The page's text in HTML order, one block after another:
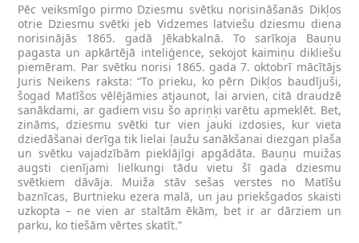
Pēc veiksmīgo pirmo Dziesmu svētku norisināšanās Dikļos
otrie Dziesmu svētki jeb Vidzemes latviešu dziesmu diena
norisinājās 1865. gadā Jēkabkalnā. To sarīkoja Bauņu
pagasta un apkārtējā inteliģence, sekojot kaimiņu dikliešu
piemēram. Par svētku norisi 1865. gada 7. oktobrī mācītājs
Juris Neikens raksta: “To prieku, ko pērn Dikļos baudījuši,
šogad Matīšos vēlējāmies atjaunot, lai arvien, citā draudzē
sanākdami, ar gadiem visu šo apriņķi varētu apmeklēt. Bet,
zināms, dziesmu svētki tur vien jauki izdosies, kur vieta
dziedāšanai derīga tik lielai ļaužu sanākšanai diezgan plaša
un svētku vajadzībām pieklājīgi apgādāta. Bauņu muižas
augsti cienījami lielkungi tādu vietu šī gada dziesmu
svētkiem dāvāja. Muiža stāv sešas verstes no Matīšu
baznīcas, Burtnieku ezera malā, un jau priekšgados skaisti
uzkopta – ne vien ar staltām ēkām, bet ir ar dārziem un
parku, ko tiešām vērtes skatīt.”